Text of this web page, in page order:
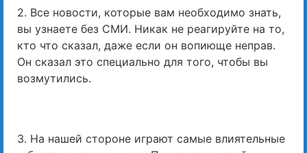
2. Все новости, которые вам необходимо знать,
вы узнаете без СМИ. Никак не реагируйте на то,
кто что сказал, даже если он вопиюще неправ.
Он сказал это специально для того, чтобы вы
возмутились.
3. На нашей стороне играют самые влиятельные